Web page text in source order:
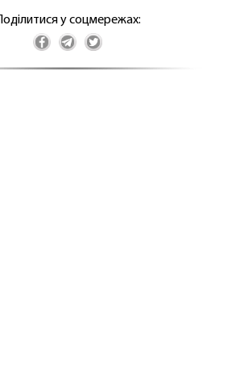
Поділитися у соцмережах: